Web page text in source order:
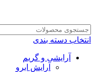
انتخاب دسته بندی
آرایشی و گریم
آرایش ابرو